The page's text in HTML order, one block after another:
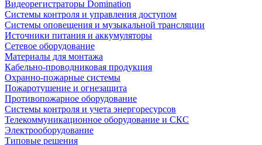
Видеорегистраторы Domination
Системы контроля и управления доступом
Системы оповещения и музыкальной трансляции
Источники питания и аккумуляторы
Сетевое оборудование
Материалы для монтажа
Кабельно-проводниковая продукция
Охранно-пожарные системы
Пожаротушение и огнезащита
Противопожарное оборудование
Системы контроля и учета энергоресурсов
Телекоммуникационное оборудование и СКС
Электрооборудование
Типовые решения